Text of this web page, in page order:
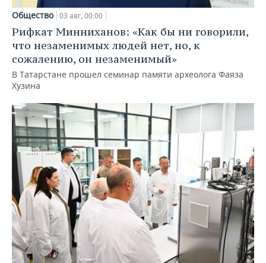
Общество 03 авг, 00:00
Рифкат Минниханов: «Как бы ни говорили,
что незаменимых людей нет, но, к
сожалению, он незаменимый»
В Татарстане прошел семинар памяти археолога Фаяза
Хузина